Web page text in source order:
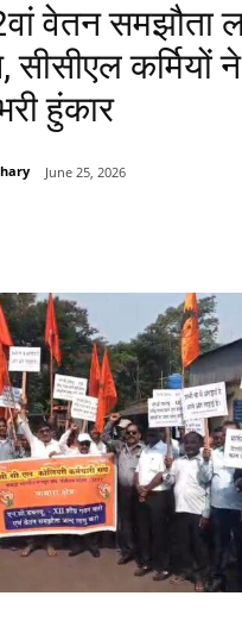
वेतन समझौता
कर्मियों
हुंकार
June 25, 2026